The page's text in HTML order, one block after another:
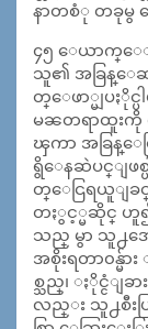
နာတစံု တခုမွ မ
၄၅ ေယာက္ေ
သူ၏ အခြန္ေ
တ္ေဖာ္မျပႏို
မၼတရာထူးကို
ၾကာ အခြန္ေင
ရွိေနဆဲပင္ျဖစ္
တ္ေငြရယူျခင္
တႏွင့္မဆိုင္ ဟူ
သည္ မွာ သူ႕အေ
အစိုးရတာ၀န္မ်
စ္သည္၊ ႏိုင္ငံျ
လည္း သူ႕စီးပြ